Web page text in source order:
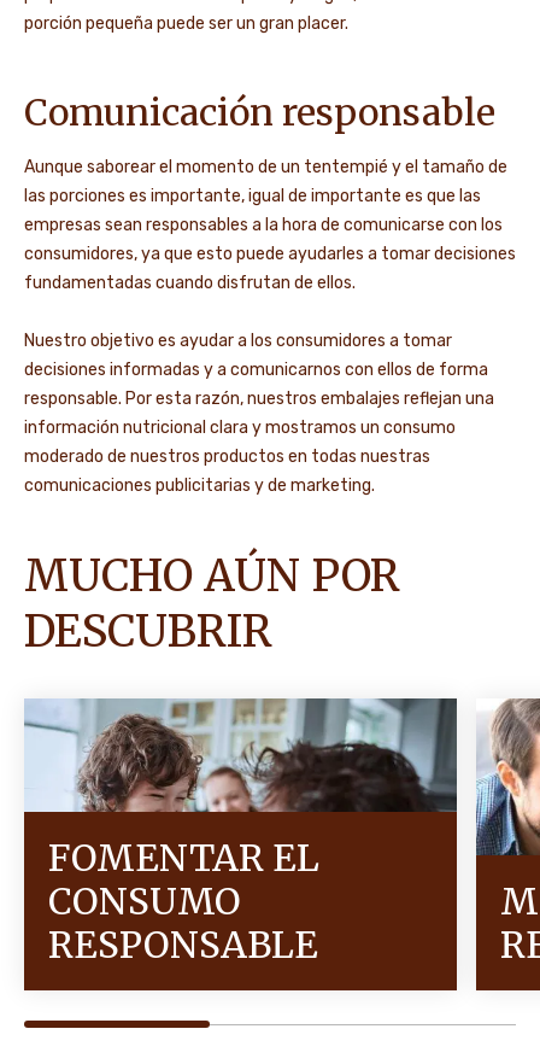
porción pequeña puede ser un gran placer.
Comunicación responsable
Aunque saborear el momento de un tentempié y el tamaño de
las porciones es importante, igual de importante es que las
empresas sean responsables a la hora de comunicarse con los
consumidores, ya que esto puede ayudarles a tomar decisiones
fundamentadas cuando disfrutan de ellos.
Nuestro objetivo es ayudar a los consumidores a tomar
decisiones informadas y a comunicarnos con ellos de forma
responsable. Por esta razón, nuestros embalajes reflejan una
información nutricional clara y mostramos un consumo
moderado de nuestros productos en todas nuestras
comunicaciones publicitarias y de marketing.
MUCHO AÚN POR
DESCUBRIR
FOMENTAR EL
CONSUMO
RESPONSABLE